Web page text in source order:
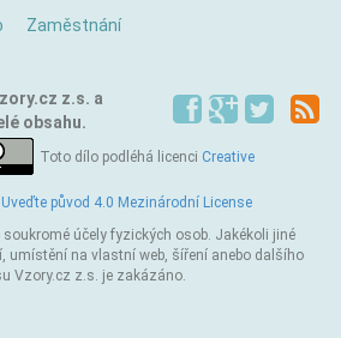
Zaměstnání
z.s. a
obsahu.
Toto dílo podléhá licenci Creative
původ 4.0 Mezinárodní License
účely fyzických osob. Jakékoli jiné
umístění na vlastní web, šíření anebo dalšího
Vzory.cz z.s. je zakázáno.